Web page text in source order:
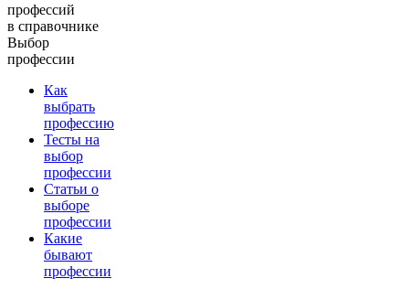
профессий
в справочнике
Выбор
профессии
Как
выбрать
профессию
Тесты на
выбор
профессии
Статьи о
выборе
профессии
Какие
бывают
профессии